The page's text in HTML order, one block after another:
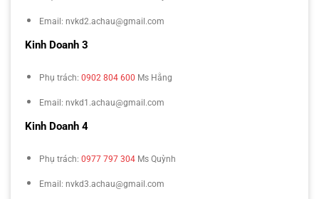
Email: nvkd2.achau@gmail.com
Kinh Doanh 3
Phụ trách: 0902 804 600 Ms Hằng
Email: nvkd1.achau@gmail.com
Kinh Doanh 4
Phụ trách: 0977 797 304 Ms Quỳnh
Email: nvkd3.achau@gmail.com